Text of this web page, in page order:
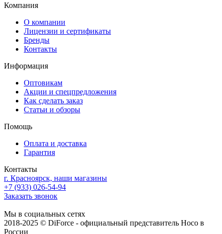
Компания
О компании
Лицензии и сертификаты
Бренды
Контакты
Информация
Оптовикам
Акции и спецпредложения
Как сделать заказ
Статьи и обзоры
Помощь
Оплата и доставка
Гарантия
Контакты
г. Красноярск, наши магазины
+7 (933) 026-54-94
Заказать звонок
Мы в социальных сетях
2018-2025 © DiForce - официальный представитель Hoco в
России